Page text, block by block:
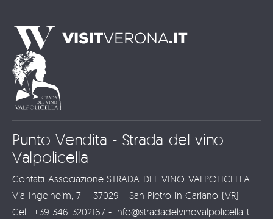
Punto Vendita - Strada del vino
Valpolicella
Contatti Associazione STRADA DEL VINO VALPOLICELLA
Via Ingelheim, 7 – 37029 - San Pietro in Cariano (VR)
Cell. +39 346 3202167 - info@stradadelvinovalpolicella.it